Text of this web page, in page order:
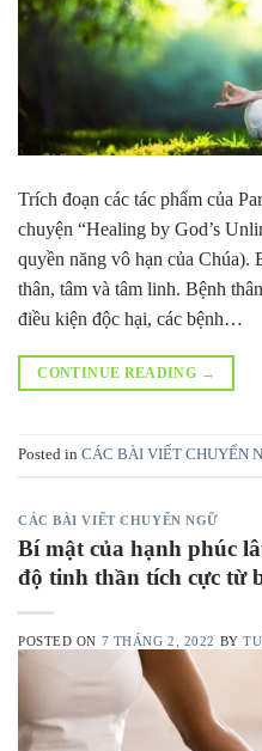
Trích đoạn các tác phẩm của
chuyện “Healing by God’s
quyền năng vô hạn của Chúa).
thân, tâm và tâm linh. Bệnh
điều kiện độc hại, các bệnh…
CONTINUE READING →
Posted in CÁC BÀI VIẾT CHUYỂN
CÁC BÀI VIẾT CHUYỂN NGỮ
Bí mật của hạnh phúc
độ tinh thần tích cực từ
POSTED ON 7 THÁNG 2, 2022 BY